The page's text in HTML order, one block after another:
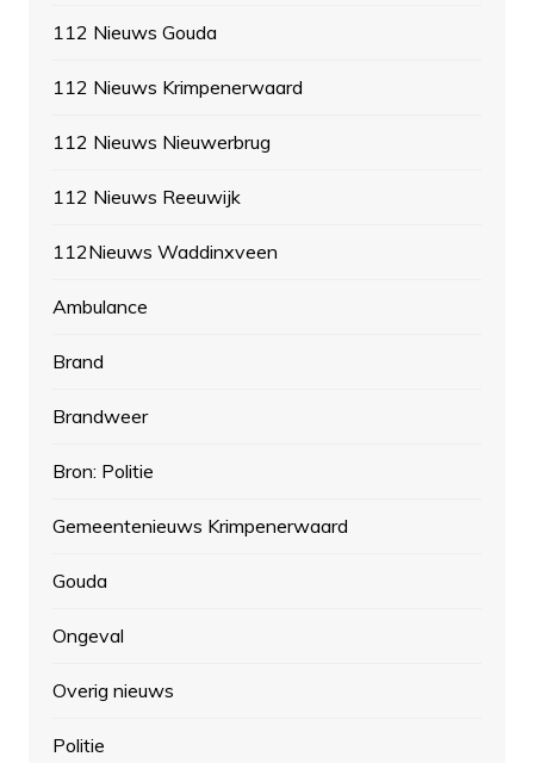
112 Nieuws Gouda
112 Nieuws Krimpenerwaard
112 Nieuws Nieuwerbrug
112 Nieuws Reeuwijk
112Nieuws Waddinxveen
Ambulance
Brand
Brandweer
Bron: Politie
Gemeentenieuws Krimpenerwaard
Gouda
Ongeval
Overig nieuws
Politie